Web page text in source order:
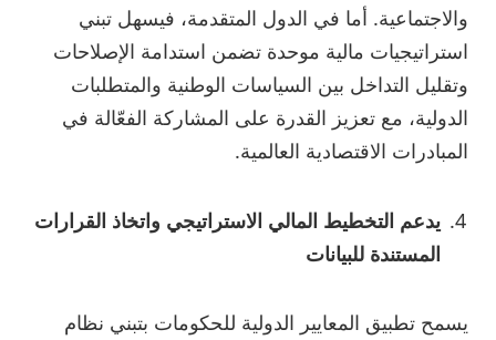
والاجتماعية. أما في الدول المتقدمة، فيسهل تبني
استراتيجيات مالية موحدة تضمن استدامة الإصلاحات
وتقليل التداخل بين السياسات الوطنية والمتطلبات
الدولية، مع تعزيز القدرة على المشاركة الفعّالة في
المبادرات الاقتصادية العالمية.
يدعم التخطيط المالي الاستراتيجي واتخاذ القرارات
المستندة للبيانات
يسمح تطبيق المعايير الدولية للحكومات بتبني نظام